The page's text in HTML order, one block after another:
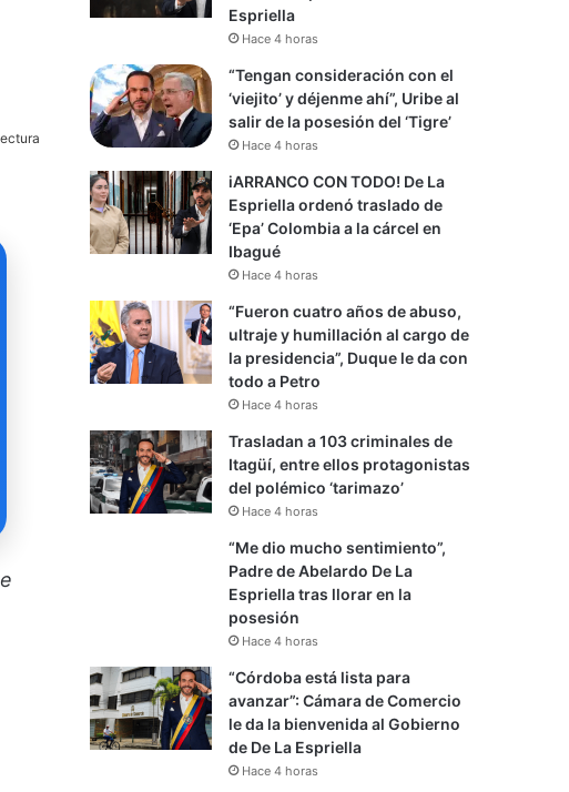
Espriella
Hace 4 horas
“Tengan consideración con el
‘viejito’ y déjenme ahí”, Uribe al
salir de la posesión del ‘Tigre’
Hace 4 horas
iARRANCO CON TODO! De La
Espriella ordenó traslado de
‘Epa’ Colombia a la cárcel en
Ibagué
Hace 4 horas
“Fueron cuatro años de abuso,
ultraje y humillación al cargo de
la presidencia”, Duque le da con
todo a Petro
Hace 4 horas
Trasladan a 103 criminales de
Itagüí, entre ellos protagonistas
del polémico ‘tarimazo’
Hace 4 horas
“Me dio mucho sentimiento”,
Padre de Abelardo De La
Espriella tras llorar en la
posesión
Hace 4 horas
“Córdoba está lista para
avanzar”: Cámara de Comercio
le da la bienvenida al Gobierno
de De La Espriella
Hace 4 horas